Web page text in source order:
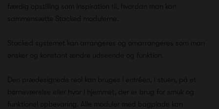
færdig opstilling som inspiration til, hvordan man kan
sammensætte Stacked modulerne.
Stacked systemet kan arrangeres og omarrangeres som man
ønsker og konstant ændre udseende og funktion.
Den prædesignede reol kan bruges i entréen, i stuen, på et
børneværelse eller hvor i hjemmet, der er brug for smuk og
funktionel opbevaring. Alle moduler med bagplade kan